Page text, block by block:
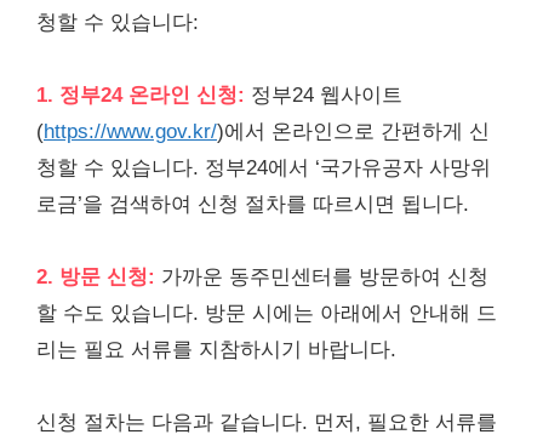
청할 수 있습니다:
1. 정부24 온라인 신청: 정부24 웹사이트
(https://www.gov.kr/)에서 온라인으로 간편하게 신
청할 수 있습니다. 정부24에서 ‘국가유공자 사망위
로금’을 검색하여 신청 절차를 따르시면 됩니다.
2. 방문 신청: 가까운 동주민센터를 방문하여 신청
할 수도 있습니다. 방문 시에는 아래에서 안내해 드
리는 필요 서류를 지참하시기 바랍니다.
신청 절차는 다음과 같습니다. 먼저, 필요한 서류를